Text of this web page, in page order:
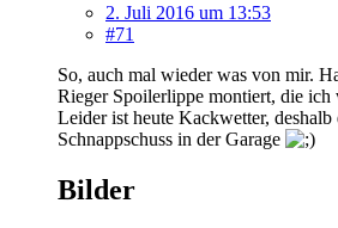
2. Juli 2016 um 13:53
#71
So, auch mal wieder was von mir.
Rieger Spoilerlippe montiert, die ich
Leider ist heute Kackwetter, deshalb
Schnappschuss in der Garage
Bilder